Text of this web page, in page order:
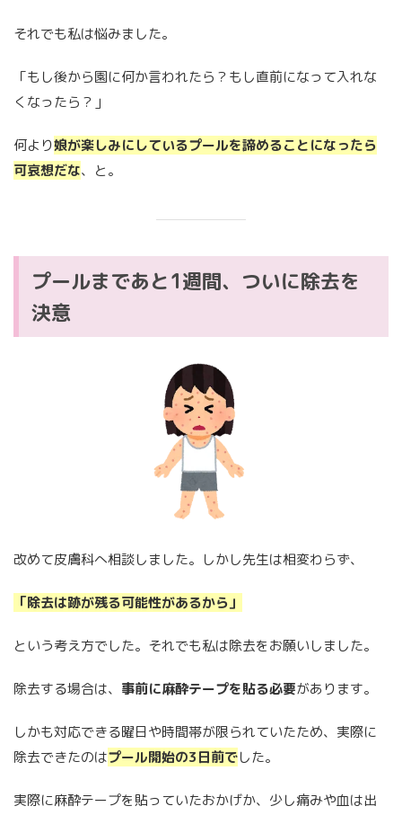
それでも私は悩みました。
「もし後から園に何か言われたら？もし直前になって入れな
くなったら？」
何より娘が楽しみにしているプールを諦めることになったら
可哀想だな、と。
プールまであと1週間、ついに除去を
決意
改めて皮膚科へ相談しました。しかし先生は相変わらず、
「除去は跡が残る可能性があるから」
という考え方でした。それでも私は除去をお願いしました。
除去する場合は、 事前に麻酔テープを貼る必要があります。
しかも対応できる曜日や時間帯が限られていたため、実際に
除去できたのはプール開始の3日前でした。
実際に麻酔テープを貼っていたおかげか、少し痛みや血は出